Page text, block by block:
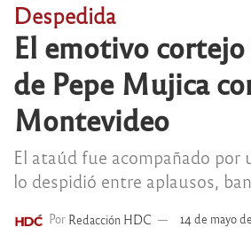
Despedida
El emotivo
de Pepe Mujica
Montevideo
El ataúd fue acompañado
lo despidió entre aplausos,
Por Redacción HDC 14 de mayo